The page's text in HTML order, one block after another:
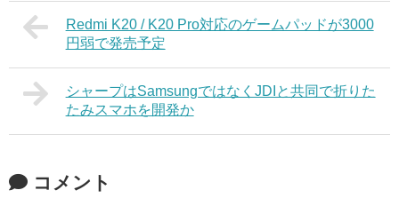
Redmi K20 / K20 Pro対応のゲームパッドが3000
円弱で発売予定
シャープはSamsungではなくJDIと共同で折りた
たみスマホを開発か
コメント